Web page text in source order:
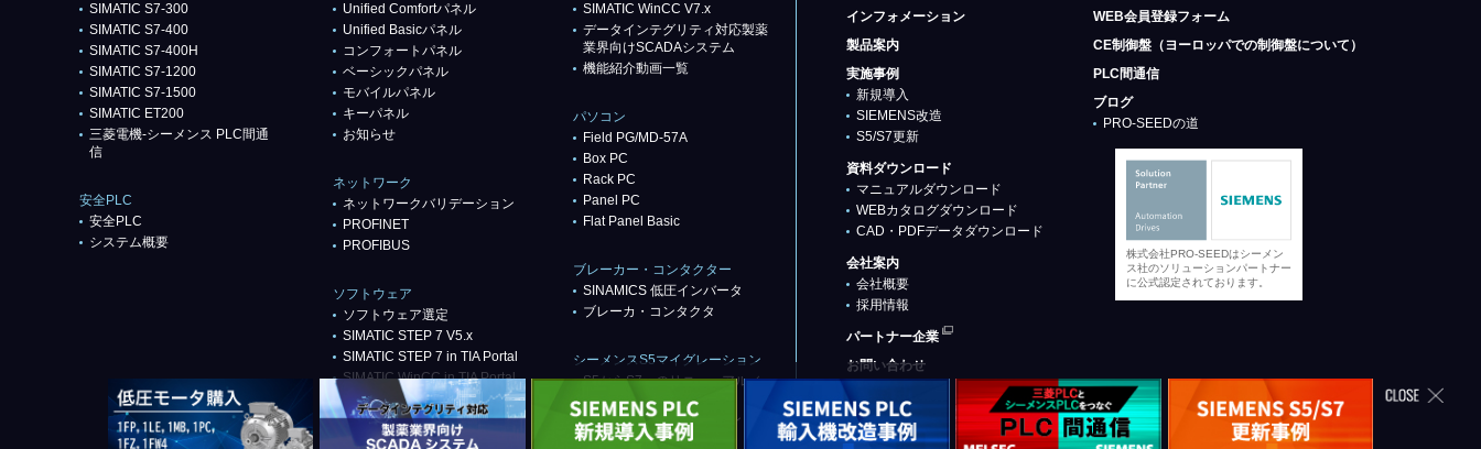
SIMATIC S7-300
SIMATIC S7-400
SIMATIC S7-400H
SIMATIC S7-1200
SIMATIC S7-1500
SIMATIC ET200
三菱電機-シーメンス PLC間通
信
安全PLC
安全PLC
システム概要
Unified Comfortパネル
Unified Basicパネル
コンフォートパネル
ベーシックパネル
モバイルパネル
キーパネル
お知らせ
ネットワーク
ネットワークバリデーション
PROFlNET
PROFIBUS
ソフトウェア
ソフトウェア選定
SIMATIC STEP 7 V5.x
SIMATIC STEP 7 in TIA Portal
SIMATIC WinCC in TIA Portal
SIMATIC WinCC V7.x
データインテグリティ対応製薬
業界向けSCADAシステム
機能紹介動画一覧
パソコン
Field PG/MD-57A
Box PC
Rack PC
Panel PC
Flat Panel Basic
ブレーカー・コンタクター
SINAMICS 低圧インバータ
ブレーカ・コンタクタ
シーメンスS5マイグレーション
S5からS7へのリニューアル／
リプレース
代替推奨品（基本パターン）
インフォメーション
製品案内
実施事例
新規導入
SIEMENS改造
S5/S7更新
資料ダウンロード
マニュアルダウンロード
WEBカタログダウンロード
CAD・PDFデータダウンロード
会社案内
会社概要
採用情報
パートナー企業
お問い合わせ
WEB会員登録フォーム
CE制御盤（ヨーロッパでの制御盤について）
PLC間通信
ブログ
PRO-SEEDの道
株式会社PRO-SEEDはシーメン
ス社のソリューションパートナー
に公式認定されております。